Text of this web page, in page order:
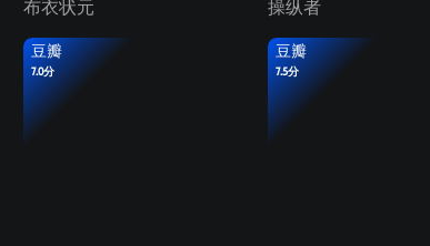
布衣状元 操纵者
豆瓣
7.0分
豆瓣
7.5分